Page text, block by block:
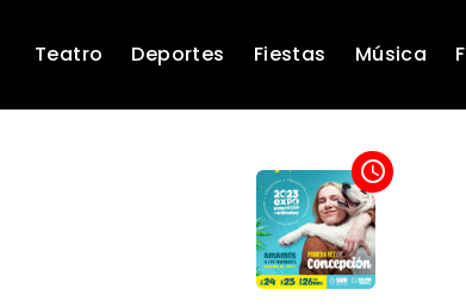
Teatro Deportes Fiestas Música
access_time